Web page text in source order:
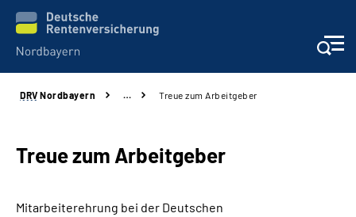
Online-Services
Services
DRV Nordbayern … Treue zum Arbeitgeber
Treue zum Arbeitgeber
Mitarbeiterehrung bei der Deutschen